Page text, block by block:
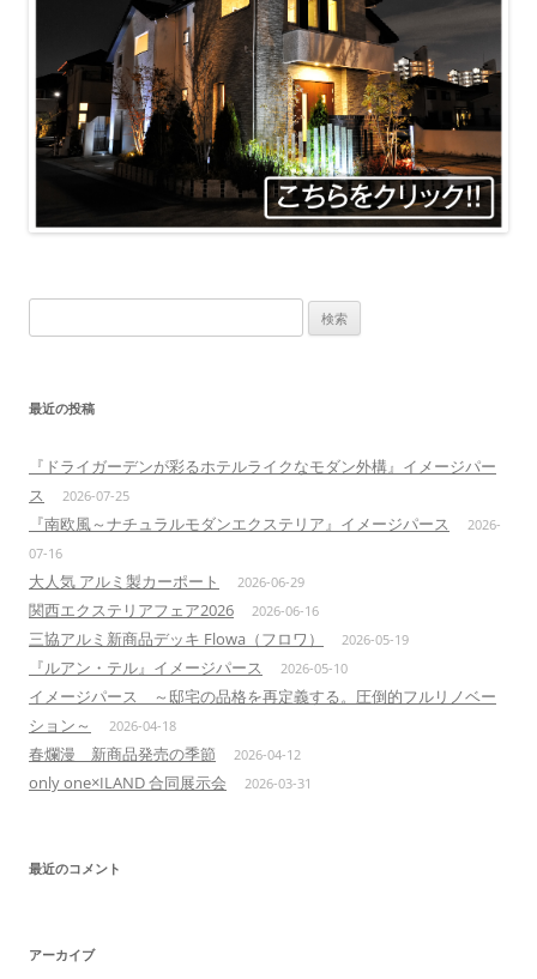
索:
最近の投稿
『ドライガーデンが彩るホテルライクなモダン外構』イメージパー
ス
2026-07-25
『南欧風～ナチュラルモダンエクステリア』イメージパース
2026-
07-16
大人気 アルミ製カーポート 2026-06-29
関西エクステリアフェア2026 2026-06-16
三協アルミ新商品デッキ Flowa（フロワ） 2026-05-19
『ルアン・テル』イメージパース 2026-05-10
イメージパース ～邸宅の品格を再定義する。圧倒的フルリノベー
ション～
2026-04-18
春爛漫 新商品発売の季節 2026-04-12
only one×ILAND 合同展示会 2026-03-31
最近のコメント
アーカイブ